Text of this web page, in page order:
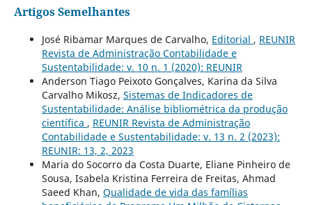
Artigos Semelhantes
José Ribamar Marques de Carvalho, Editorial , REUNIR
Revista de Administração Contabilidade e
Sustentabilidade: v. 10 n. 1 (2020): REUNIR
Anderson Tiago Peixoto Gonçalves, Karina da Silva
Carvalho Mikosz, Sistemas de Indicadores de
Sustentabilidade: Análise bibliométrica da produção
científica , REUNIR Revista de Administração
Contabilidade e Sustentabilidade: v. 13 n. 2 (2023):
REUNIR: 13, 2, 2023
Maria do Socorro da Costa Duarte, Eliane Pinheiro de
Sousa, Isabela Kristina Ferreira de Freitas, Ahmad
Saeed Khan, Qualidade de vida das famílias